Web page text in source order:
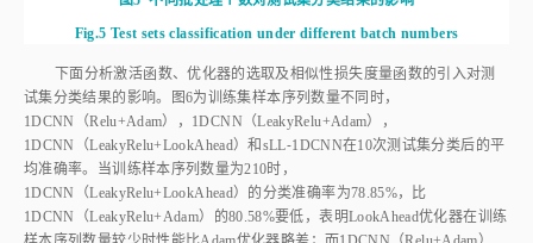
下面分析激活函数、优化器的选取及相似性损失度量函数的引入对测
试集分类结果的影响。 图6
为训练集样本序列数量不同时，
1DCNN（Relu+Adam），1DCNN（LeakyRelu+Adam），
1DCNN（LeakyRelu+LookAhead）和sLL⁃1DCNN在10次测试集分类后的平
均准确率。当训练样本序列数量为210时，
1DCNN（LeakyRelu+LookAhead）的分类准确率为78.85%，比
1DCNN（LeakyRelu+Adam）的80.58%要低，表明LookAhead优化器在训练
样本序列数量较少时性能比Adam优化器略差；而1DCNN（Relu+Adam）